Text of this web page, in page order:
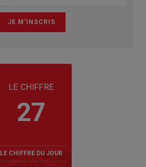
LE CHIFFRE
27
LE CHIFFRE DU JOUR